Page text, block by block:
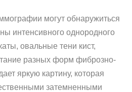
могут обнаружиться
интенсивного однородного
овальные тени кист,
разных форм фиброзно-
яркую картину, которая
затемненными